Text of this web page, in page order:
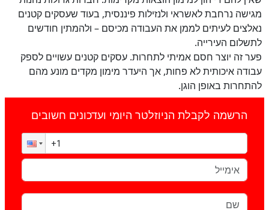
מגישה נרחבת לאשראי ולנזילות פיננסית, בעוד שעסקים קטנים
נאלצים לעיתים לממן את העבודה מכיסם – ולהמתין חודשים
לתשלום העירייה.
פער זה יוצר חסם אמיתי לתחרות. עסקים קטנים עשויים לספק
עבודה איכותית לא פחות, אך היעדר מימון מקדים מונע מהם
להתחרות באופן הוגן.
הרשמה לקבלת הניוזלטר היומי ועדכונים חשובים